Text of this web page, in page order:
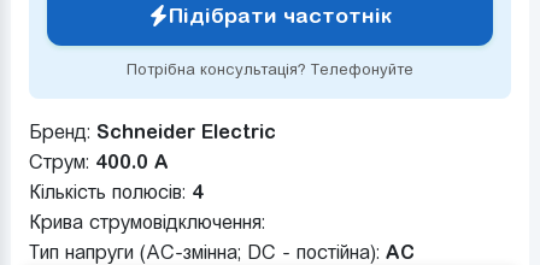
Підібрати частотнік
Потрібна консультація? Телефонуйте
Бренд: Schneider Electric
Струм: 400.0 А
Кількість полюсів: 4
Крива струмовідключення:
Тип напруги (AC-змінна; DC - постійна): AC